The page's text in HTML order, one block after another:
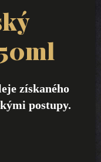
získaného
postupy.